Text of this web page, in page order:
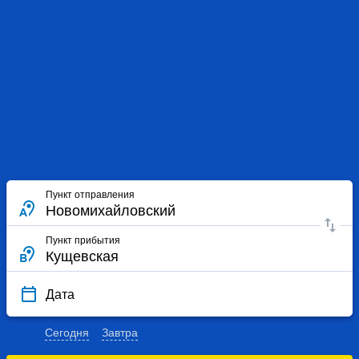
Пункт отправления
Пункт прибытия
Дата
Сегодня Завтра